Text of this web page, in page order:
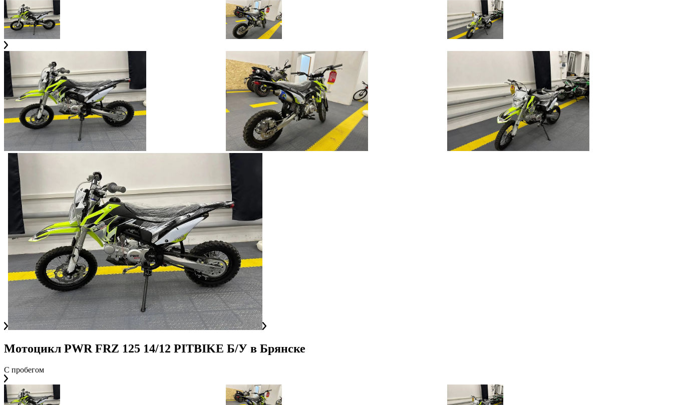
Мотоцикл PWR FRZ 125 14/12 PITBIKE Б/У в Брянске
С пробегом